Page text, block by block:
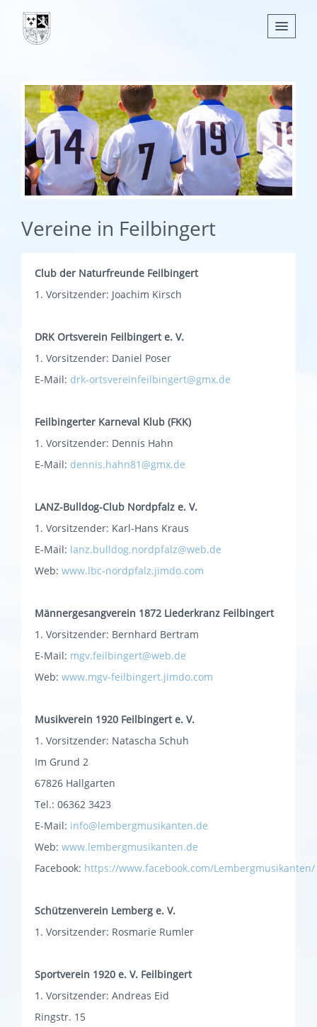
Nachrichten
Leben
Verwaltung
Tourismus
Gemeinden
Vereine in Feilbingert
Club der Naturfreunde Feilbingert
1. Vorsitzender: Joachim Kirsch
DRK Ortsverein Feilbingert e. V.
1. Vorsitzender: Daniel Poser
E-Mail: drk-ortsvereinfeilbingert@gmx.de
Feilbingerter Karneval Klub (FKK)
1. Vorsitzender: Dennis Hahn
E-Mail: dennis.hahn81@gmx.de
LANZ-Bulldog-Club Nordpfalz e. V.
1. Vorsitzender: Karl-Hans Kraus
E-Mail: lanz.bulldog.nordpfalz@web.de
Web: www.lbc-nordpfalz.jimdo.com
Männergesangverein 1872 Liederkranz Feilbingert
1. Vorsitzender: Bernhard Bertram
E-Mail: mgv.feilbingert@web.de
Web: www.mgv-feilbingert.jimdo.com
Musikverein 1920 Feilbingert e. V.
1. Vorsitzender: Natascha Schuh
Im Grund 2
67826 Hallgarten
Tel.: 06362 3423
E-Mail: info@lembergmusikanten.de
Web: www.lembergmusikanten.de
Facebook: https://www.facebook.com/Lembergmusikanten/
Schützenverein Lemberg e. V.
1. Vorsitzender: Rosmarie Rumler
Sportverein 1920 e. V. Feilbingert
1. Vorsitzender: Andreas Eid
Ringstr. 15